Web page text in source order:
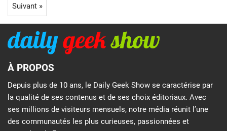
Suivant »
À PROPOS
Depuis plus de 10 ans, le Daily Geek Show se caractérise par
la qualité de ses contenus et de ses choix éditoriaux. Avec
ses millions de visiteurs mensuels, notre média réunit l’une
des communautés les plus curieuses, passionnées et